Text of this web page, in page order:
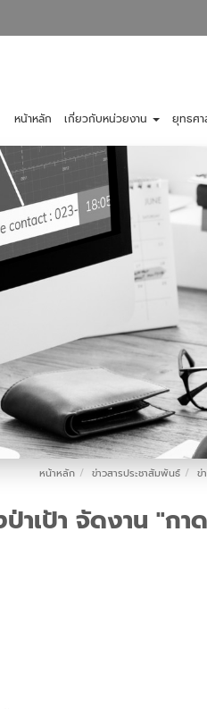
หน้าหลัก เกี่ยวกับหน่วยงาน ยุทธศา
หน้าหลัก ข่าวสารประชาสัมพันธ์ ข่
ป่าเป้า จัดงาน "